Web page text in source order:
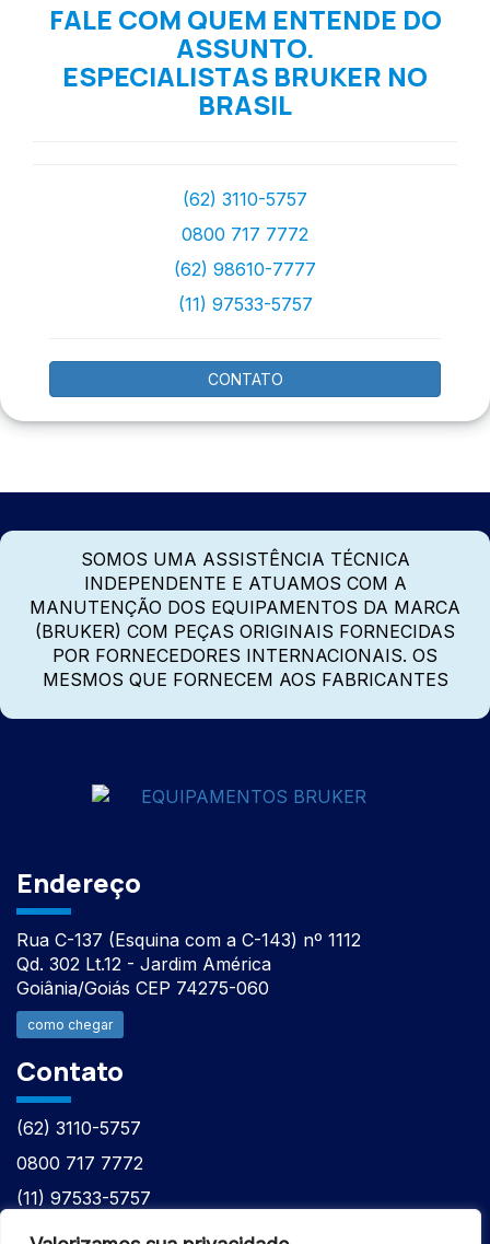
FALE COM QUEM ENTENDE DO
ASSUNTO.
ESPECIALISTAS BRUKER NO
BRASIL
(62) 3110-5757
0800 717 7772
(62) 98610-7777
(11) 97533-5757
CONTATO
SOMOS UMA ASSISTÊNCIA TÉCNICA
INDEPENDENTE E ATUAMOS COM A
MANUTENÇÃO DOS EQUIPAMENTOS DA MARCA
(BRUKER) COM PEÇAS ORIGINAIS FORNECIDAS
POR FORNECEDORES INTERNACIONAIS. OS
MESMOS QUE FORNECEM AOS FABRICANTES
Endereço
Rua C-137 (Esquina com a C-143) nº 1112
Qd. 302 Lt.12 - Jardim América
Goiânia/Goiás CEP 74275-060
como chegar
Contato
(62) 3110-5757
0800 717 7772
(11) 97533-5757
(62) 98610-7777